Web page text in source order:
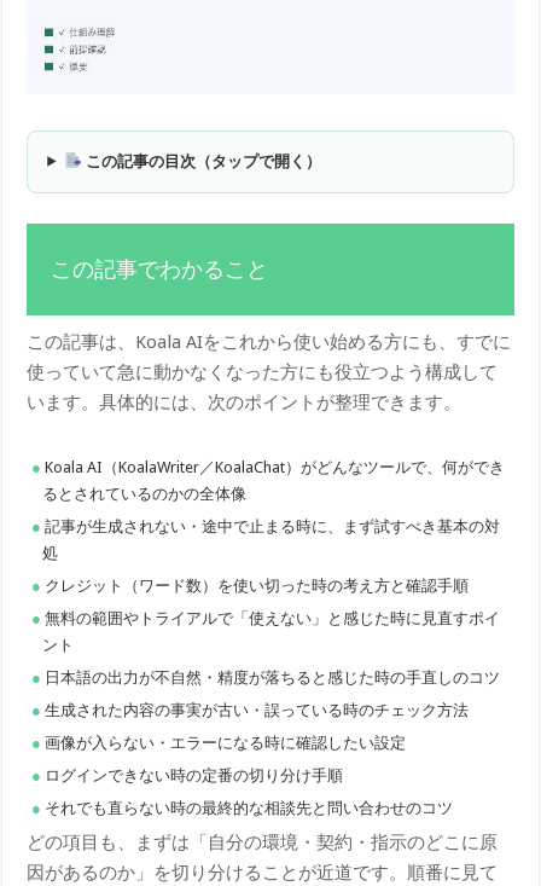
この記事の目次（タップで開く）
この記事でわかること
この記事は、Koala AIをこれから使い始める方にも、すでに
使っていて急に動かなくなった方にも役立つよう構成して
います。具体的には、次のポイントが整理できます。
Koala AI（KoalaWriter／KoalaChat）がどんなツールで、何ができ
るとされているのかの全体像
記事が生成されない・途中で止まる時に、まず試すべき基本の対
処
クレジット（ワード数）を使い切った時の考え方と確認手順
無料の範囲やトライアルで「使えない」と感じた時に見直すポイ
ント
日本語の出力が不自然・精度が落ちると感じた時の手直しのコツ
生成された内容の事実が古い・誤っている時のチェック方法
画像が入らない・エラーになる時に確認したい設定
ログインできない時の定番の切り分け手順
それでも直らない時の最終的な相談先と問い合わせのコツ
どの項目も、まずは「自分の環境・契約・指示のどこに原
因があるのか」を切り分けることが近道です。順番に見て